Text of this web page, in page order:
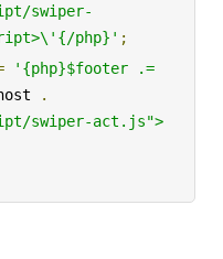
swiper-
php}' ;
'{php}$footer .=
.
swiper-act.js">